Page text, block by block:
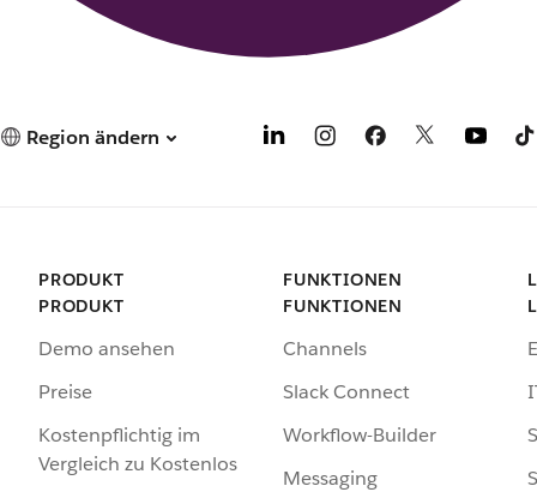
Region ändern
PRODUKT
PRODUKT
Demo ansehen
Preise
Kostenpflichtig im
Vergleich zu Kostenlos
FUNKTIONEN
FUNKTIONEN
Channels
Slack Connect
Workflow-Builder
Messaging